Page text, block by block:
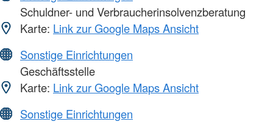
Schuldner- und Verbraucherinsolvenzberatung
Karte: Link zur Google Maps Ansicht
Sonstige Einrichtungen
Geschäftsstelle
Karte: Link zur Google Maps Ansicht
Sonstige Einrichtungen